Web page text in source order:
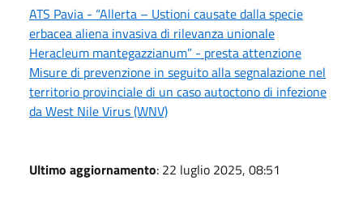
ATS Pavia - “Allerta – Ustioni causate dalla specie
erbacea aliena invasiva di rilevanza unionale
Heracleum mantegazzianum” - presta attenzione
Misure di prevenzione in seguito alla segnalazione nel
territorio provinciale di un caso autoctono di infezione
da West Nile Virus (WNV)
Ultimo aggiornamento: 22 luglio 2025, 08:51